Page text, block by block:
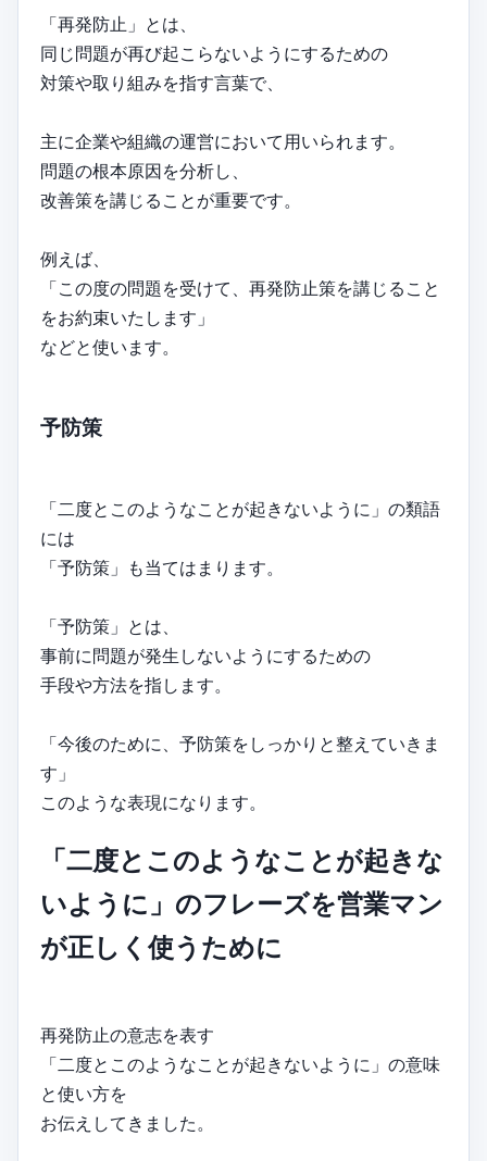
「再発防止」とは、
同じ問題が再び起こらないようにするための
対策や取り組みを指す言葉で、
主に企業や組織の運営において用いられます。
問題の根本原因を分析し、
改善策を講じることが重要です。
例えば、
「この度の問題を受けて、再発防止策を講じること
をお約束いたします」
などと使います。
予防策
「二度とこのようなことが起きないように」の類語
には
「予防策」も当てはまります。
「予防策」とは、
事前に問題が発生しないようにするための
手段や方法を指します。
「今後のために、予防策をしっかりと整えていきま
す」
このような表現になります。
「二度とこのようなことが起きな
いように」のフレーズを営業マン
が正しく使うために
再発防止の意志を表す
「二度とこのようなことが起きないように」の意味
と使い方を
お伝えしてきました。